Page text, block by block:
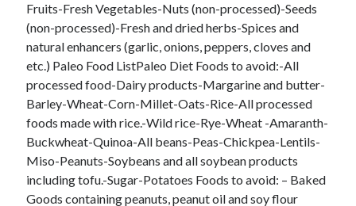
Fruits-Fresh Vegetables-Nuts (non-processed)-Seeds
(non-processed)-Fresh and dried herbs-Spices and
natural enhancers (garlic, onions, peppers, cloves and
etc.) Paleo Food ListPaleo Diet Foods to avoid:-All
processed food-Dairy products-Margarine and butter-
Barley-Wheat-Corn-Millet-Oats-Rice-All processed
foods made with rice.-Wild rice-Rye-Wheat -Amaranth-
Buckwheat-Quinoa-All beans-Peas-Chickpea-Lentils-
Miso-Peanuts-Soybeans and all soybean products
including tofu.-Sugar-Potatoes Foods to avoid: – Baked
Goods containing peanuts, peanut oil and soy flour